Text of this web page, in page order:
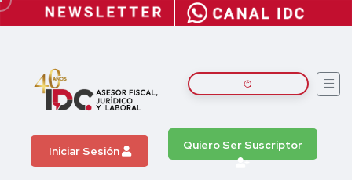
Iniciar Sesión Quiero Ser Suscriptor